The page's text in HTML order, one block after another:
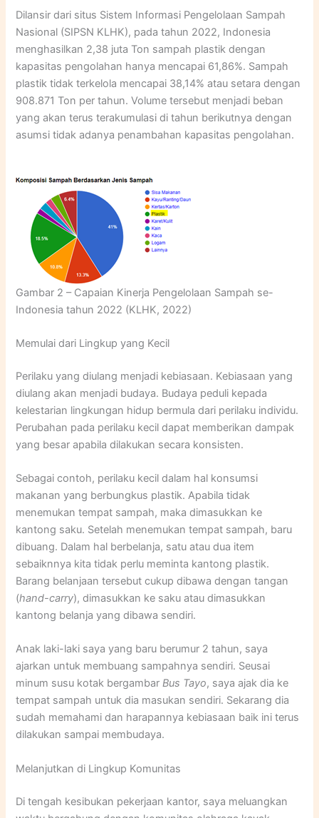
Dilansir dari situs Sistem Informasi Pengelolaan Sampah
Nasional (SIPSN KLHK), pada tahun 2022, Indonesia
menghasilkan 2,38 juta Ton sampah plastik dengan
kapasitas pengolahan hanya mencapai 61,86%. Sampah
plastik tidak terkelola mencapai 38,14% atau setara dengan
908.871 Ton per tahun. Volume tersebut menjadi beban
yang akan terus terakumulasi di tahun berikutnya dengan
asumsi tidak adanya penambahan kapasitas pengolahan.
Gambar 2 – Capaian Kinerja Pengelolaan Sampah se-
Indonesia tahun 2022 (KLHK, 2022)
Memulai dari Lingkup yang Kecil
Perilaku yang diulang menjadi kebiasaan. Kebiasaan yang
diulang akan menjadi budaya. Budaya peduli kepada
kelestarian lingkungan hidup bermula dari perilaku individu.
Perubahan pada perilaku kecil dapat memberikan dampak
yang besar apabila dilakukan secara konsisten.
Sebagai contoh, perilaku kecil dalam hal konsumsi
makanan yang berbungkus plastik. Apabila tidak
menemukan tempat sampah, maka dimasukkan ke
kantong saku. Setelah menemukan tempat sampah, baru
dibuang. Dalam hal berbelanja, satu atau dua item
sebaiknnya kita tidak perlu meminta kantong plastik.
Barang belanjaan tersebut cukup dibawa dengan tangan
(hand-carry), dimasukkan ke saku atau dimasukkan
kantong belanja yang dibawa sendiri.
Anak laki-laki saya yang baru berumur 2 tahun, saya
ajarkan untuk membuang sampahnya sendiri. Seusai
minum susu kotak bergambarBus Tayo, saya ajak dia ke
tempat sampah untuk dia masukan sendiri. Sekarang dia
sudah memahami dan harapannya kebiasaan baik ini terus
dilakukan sampai membudaya.
Melanjutkan di Lingkup Komunitas
Di tengah kesibukan pekerjaan kantor, saya meluangkan